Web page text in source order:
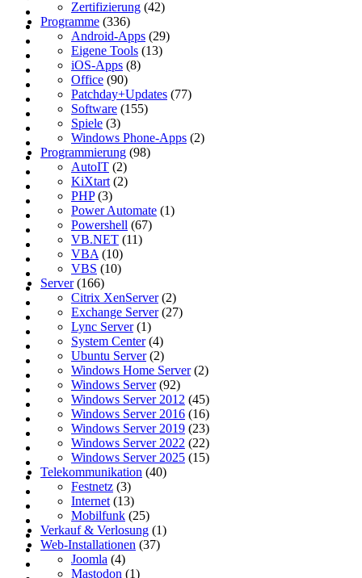
Zertifizierung (42)
Programme (336)
Android-Apps (29)
Eigene Tools (13)
iOS-Apps (8)
Office (90)
Patchday+Updates (77)
Software (155)
Spiele (3)
Windows Phone-Apps (2)
Programmierung (98)
AutoIT (2)
KiXtart (2)
PHP(3)
Power Automate (1)
Powershell (67)
VB.NET (11)
VBA (10)
VBS (10)
Server(166)
Citrix XenServer(2)
Exchange Server(27)
Lync Server(1)
System Center(4)
Ubuntu Server(2)
Windows Home Server(2)
Windows Server(92)
Windows Server 2012 (45)
Windows Server 2016 (16)
Windows Server 2019 (23)
Windows Server 2022 (22)
Windows Server 2025 (15)
Telekommunikation (40)
Festnetz (3)
Internet (13)
Mobilfunk (25)
Verkauf & Verlosung (1)
Web-Installationen (37)
Joomla (4)
Mastodon (1)